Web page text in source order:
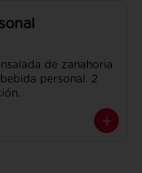
de zanahoria
personal. 2